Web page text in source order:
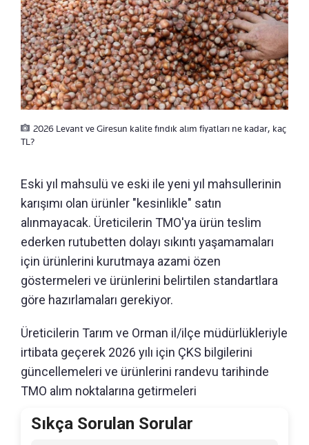
2026 Levant ve Giresun kalite fındık alım fiyatları ne kadar, kaç
TL?
Eski yıl mahsulü ve eski ile yeni yıl mahsullerinin
karışımı olan ürünler "kesinlikle" satın
alınmayacak. Üreticilerin TMO'ya ürün teslim
ederken rutubetten dolayı sıkıntı yaşamamaları
için ürünlerini kurutmaya azami özen
göstermeleri ve ürünlerini belirtilen standartlara
göre hazırlamaları gerekiyor.
Üreticilerin Tarım ve Orman il/ilçe müdürlükleriyle
irtibata geçerek 2026 yılı için ÇKS bilgilerini
güncellemeleri ve ürünlerini randevu tarihinde
TMO alım noktalarına getirmeleri
Sıkça Sorulan Sorular